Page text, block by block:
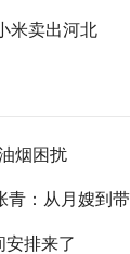
米卖出河北
烟困扰
安排来了